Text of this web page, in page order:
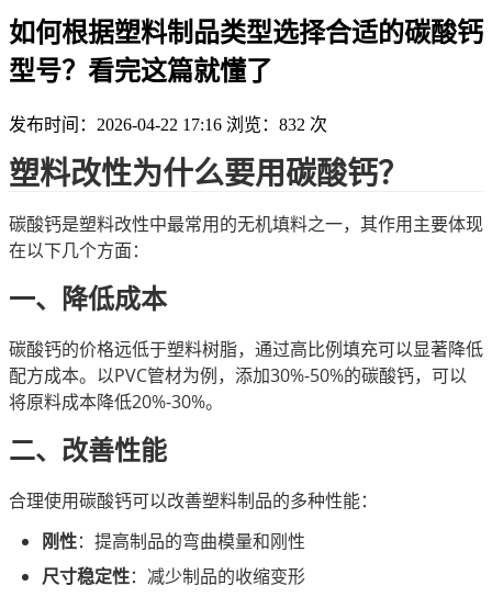
如何根据塑料制品类型选择合适的碳酸钙
型号？看完这篇就懂了
发布时间：2026-04-22 17:16 浏览：832 次
塑料改性为什么要用碳酸钙？
碳酸钙是塑料改性中最常用的无机填料之一，其作用主要体现
在以下几个方面：
一、降低成本
碳酸钙的价格远低于塑料树脂，通过高比例填充可以显著降低
配方成本。以PVC管材为例，添加30%-50%的碳酸钙，可以
将原料成本降低20%-30%。
二、改善性能
合理使用碳酸钙可以改善塑料制品的多种性能：
刚性：提高制品的弯曲模量和刚性
尺寸稳定性：减少制品的收缩变形